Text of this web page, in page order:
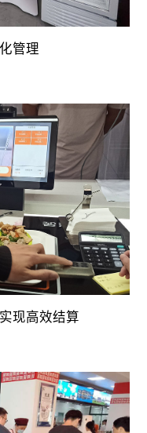
管理
现高效结算